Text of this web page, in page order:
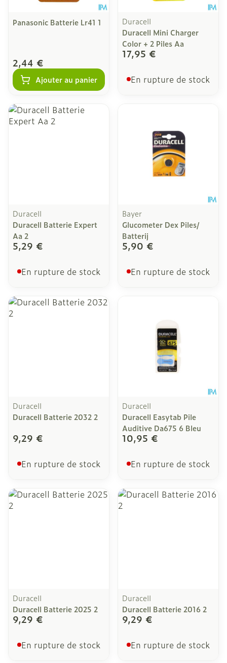
Panasonic Batterie Lr41 1
2,44 €
Ajouter au panier
Duracell
Duracell Mini Charger
Color + 2 Piles Aa
17,95 €
En rupture de stock
Duracell
Duracell Batterie Expert
Aa 2
5,29 €
En rupture de stock
Bayer
Glucometer Dex Piles/
Batterij
5,90 €
En rupture de stock
Duracell
Duracell Batterie 2032 2
9,29 €
En rupture de stock
Duracell
Duracell Easytab Pile
Auditive Da675 6 Bleu
10,95 €
En rupture de stock
Duracell
Duracell Batterie 2025 2
9,29 €
En rupture de stock
Duracell
Duracell Batterie 2016 2
9,29 €
En rupture de stock